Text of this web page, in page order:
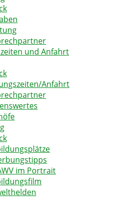
und Anfahrt
Anfahrt
im Portrait